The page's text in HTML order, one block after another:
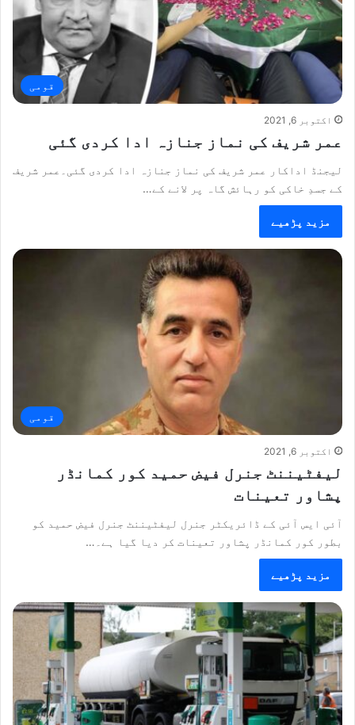
قومی
اکتوبر 6, 2021
عمر شریف کی نماز جنازہ ادا کردی گئی
لیجنڈ اداکار عمر شریف کی نماز جنازہ ادا کردی گئی۔عمر شریف
کے جسدِ خاکی کو رہائش گاہ پر لانے کے…
مزید پڑھیے
قومی
اکتوبر 6, 2021
لیفٹیننٹ جنرل فیض حمید کور کمانڈر
پشاور تعینات
آئی ایس آئی کے ڈائریکٹر جنرل لیفٹیننٹ جنرل فیض حمید کو
بطور کور کمانڈر پشاور تعینات کر دیا گیا ہے۔…
مزید پڑھیے